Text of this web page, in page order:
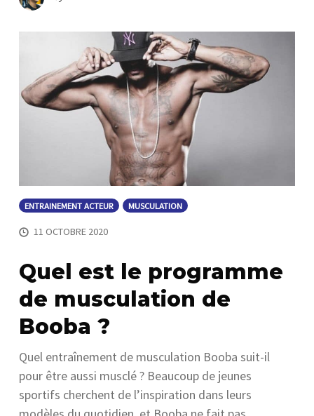
ENTRAINEMENT ACTEUR MUSCULATION
11 OCTOBRE 2020
Quel est le programme
de musculation de
Booba ?
Quel entraînement de musculation Booba suit-il
pour être aussi musclé ? Beaucoup de jeunes
sportifs cherchent de l’inspiration dans leurs